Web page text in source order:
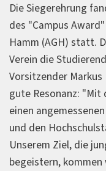
Die Siegerehrung
des "Campus
Hamm (AGH) statt.
Verein die
Vorsitzender
gute Resonanz: "Mit
einen
und den
Unserem Ziel, die
begeistern,